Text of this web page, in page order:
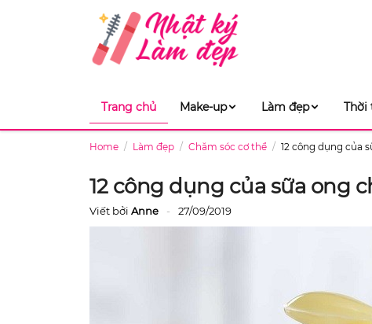
Trang chủ Make-up Làm đẹp Thời
Home Làm đẹp Chăm sóc cơ thể 12 công dụng của
12 công dụng của sữa ong
Viết bởi Anne 27/09/2019